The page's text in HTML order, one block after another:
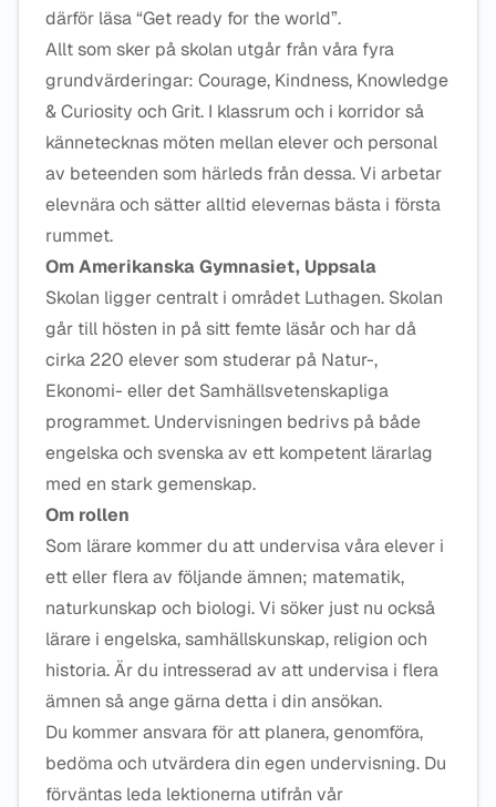
därför läsa “Get ready for the world”.
Allt som sker på skolan utgår från våra fyra
grundvärderingar: Courage, Kindness, Knowledge
& Curiosity och Grit. I klassrum och i korridor så
kännetecknas möten mellan elever och personal
av beteenden som härleds från dessa. Vi arbetar
elevnära och sätter alltid elevernas bästa i första
rummet.
Om Amerikanska Gymnasiet, Uppsala
Skolan ligger centralt i området Luthagen. Skolan
går till hösten in på sitt femte läsår och har då
cirka 220 elever som studerar på Natur-,
Ekonomi- eller det Samhällsvetenskapliga
programmet. Undervisningen bedrivs på både
engelska och svenska av ett kompetent lärarlag
med en stark gemenskap.
Om rollen
Som lärare kommer du att undervisa våra elever i
ett eller flera av följande ämnen; matematik,
naturkunskap och biologi. Vi söker just nu också
lärare i engelska, samhällskunskap, religion och
historia. Är du intresserad av att undervisa i flera
ämnen så ange gärna detta i din ansökan.
Du kommer ansvara för att planera, genomföra,
bedöma och utvärdera din egen undervisning. Du
förväntas leda lektionerna utifrån vår